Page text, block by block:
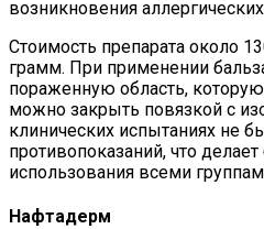
возникновения
Стоимость препарата около
грамм. При применении
пораженную область,
можно закрыть повязкой с
клинических испытаниях не
противопоказаний, что
использования всеми
Нафтадерм